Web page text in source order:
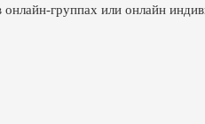
группах или онлайн